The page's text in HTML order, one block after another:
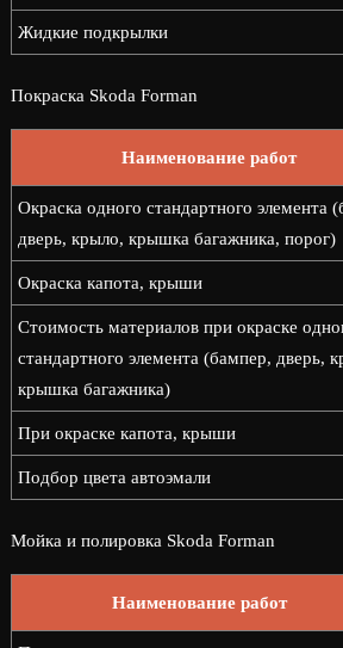
Жидкие подкрылки
Покраска Skoda Forman
Наименование работ
Окраска одного стандартного элемента
дверь, крыло, крышка багажника, порог)
Окраска капота, крыши
Стоимость материалов при окраске
стандартного элемента (бампер, дверь,
крышка багажника)
При окраске капота, крыши
Подбор цвета автоэмали
Мойка и полировка Skoda Forman
Наименование работ